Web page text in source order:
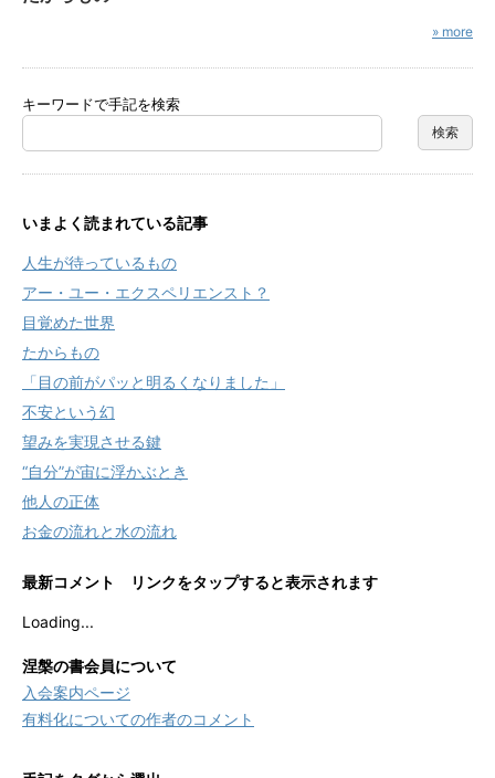
» more
キーワードで手記を検索
いまよく読まれている記事
人生が待っているもの
アー・ユー・エクスペリエンスト？
目覚めた世界
たからもの
「目の前がパッと明るくなりました」
不安という幻
望みを実現させる鍵
“自分”が宙に浮かぶとき
他人の正体
お金の流れと水の流れ
最新コメント リンクをタップすると表示されます
Loading...
涅槃の書会員について
入会案内ページ
有料化についての作者のコメント